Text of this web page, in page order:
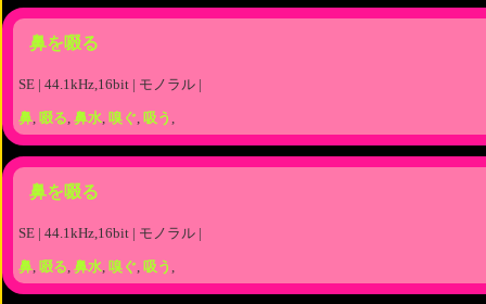
鼻を啜る
SE | 44.1kHz,16bit | モノラル |
鼻, 啜る, 鼻水, 嗅ぐ, 吸う ,
鼻を啜る
SE | 44.1kHz,16bit | モノラル |
鼻, 啜る, 鼻水, 嗅ぐ, 吸う ,